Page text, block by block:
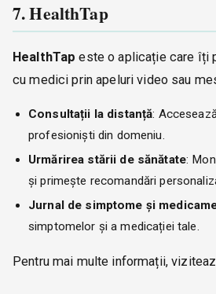
7. HealthTap
HealthTap este o aplicație care îți
cu medici prin apeluri video sau
Consultații la distanță:
profesioniști din domeniu.
Urmărirea stării de sănătate:
și primește recomandări
Jurnal de simptome și
simptomelor și a medicației tale.
Pentru mai multe informații,